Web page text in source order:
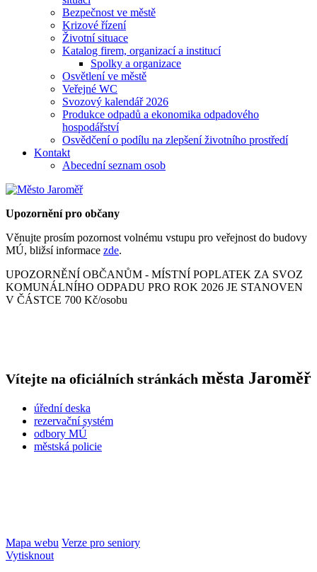
Bezpečnost ve městě
Krizové řízení
Životní situace
Katalog firem, organizací a institucí
Spolky a organizace
Osvětlení ve městě
Veřejné WC
Svozový kalendář 2026
Produkce odpadů a ekonomika odpadového
hospodářství
Osvědčení o podílu na zlepšení životního prostředí
Kontakt
Abecední seznam osob
Upozornění pro občany
Věnujte prosím pozornost volnému vstupu pro veřejnost do budovy
MÚ, bližsí informace zde.
UPOZORNĚNÍ OBČANŮM - MÍSTNÍ POPLATEK ZA SVOZ
KOMUNÁLNÍHO ODPADU PRO ROK 2026 JE STANOVEN
V ČÁSTCE 700 Kč/osobu
Vítejte na oficiálních stránkách města Jaroměř
úřední deska
rezervační systém
odbory MÚ
městská policie
Mapa webu Verze pro seniory
Vytisknout